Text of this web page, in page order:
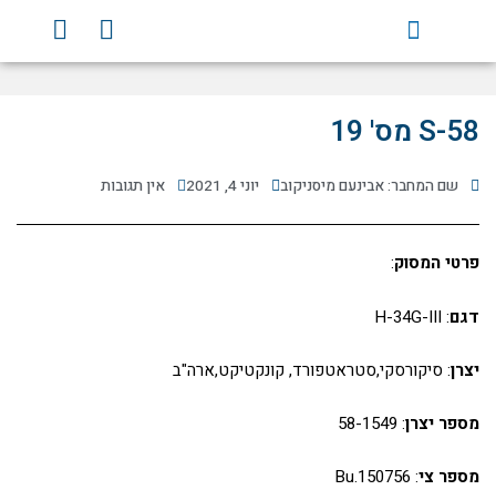
F
a
c
o
Y
o
u
S-58 מס' 19
שם המחבר: אבינעם מיסניקוב יוני 4, 2021 אין תגובות
פרטי המסוק:
דגם: H-34G-III
יצרן: סיקורסקי,סטראטפורד, קונקטיקט,ארה"ב
מספר יצרן: 58-1549
מספר צי: Bu.150756